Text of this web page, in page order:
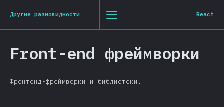
of JavaScript 2019
St
Русский
Введение
Другие разновидности React
Front-end фреймворки
Фронтенд-фреймворки и библиотеки.